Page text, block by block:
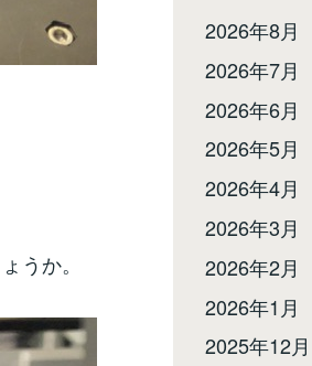
うか。
2026年8月
2026年7月
2026年6月
2026年5月
2026年4月
2026年3月
2026年2月
2026年1月
2025年12月